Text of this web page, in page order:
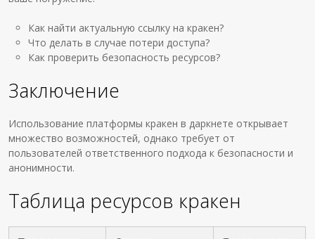
Как найти актуальную ссылку на кракен?
Что делать в случае потери доступа?
Как проверить безопасность ресурсов?
Заключение
Использование платформы кракен в даркнете открывает
множество возможностей, однако требует от
пользователей ответственного подхода к безопасности и
анонимности.
Таблица ресурсов кракен